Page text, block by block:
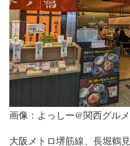
画像：よっしー@関西グルメ
大阪メトロ堺筋線、長堀鶴